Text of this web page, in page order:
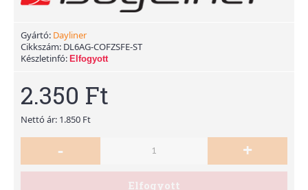
Gyártó: Dayliner
Cikkszám: DL6AG-COFZSFE-ST
Készletinfó: Elfogyott
2.350 Ft
Nettó ár: 1.850 Ft
- +
Elfogyott